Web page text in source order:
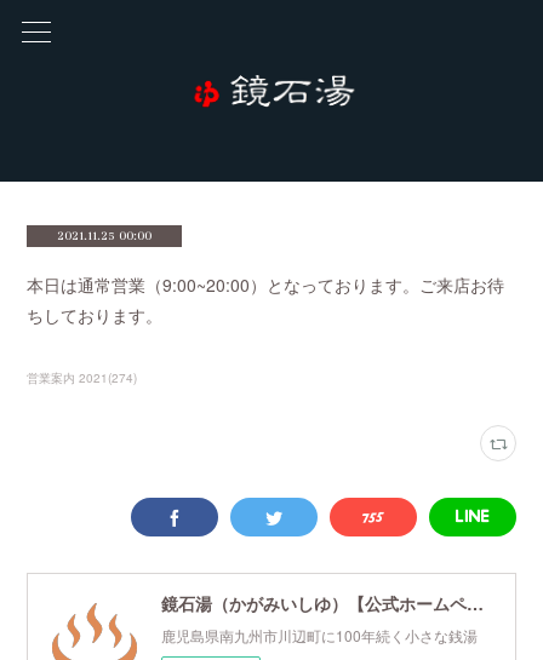
2021.11.25 00:00
本日は通常営業（9:00~20:00）となっております。ご来店お待
ちしております。
営業案内 2021 (274)
鏡石湯（かがみいしゆ）【公式ホームページ】
鹿児島県南九州市川辺町に100年続く小さな銭湯